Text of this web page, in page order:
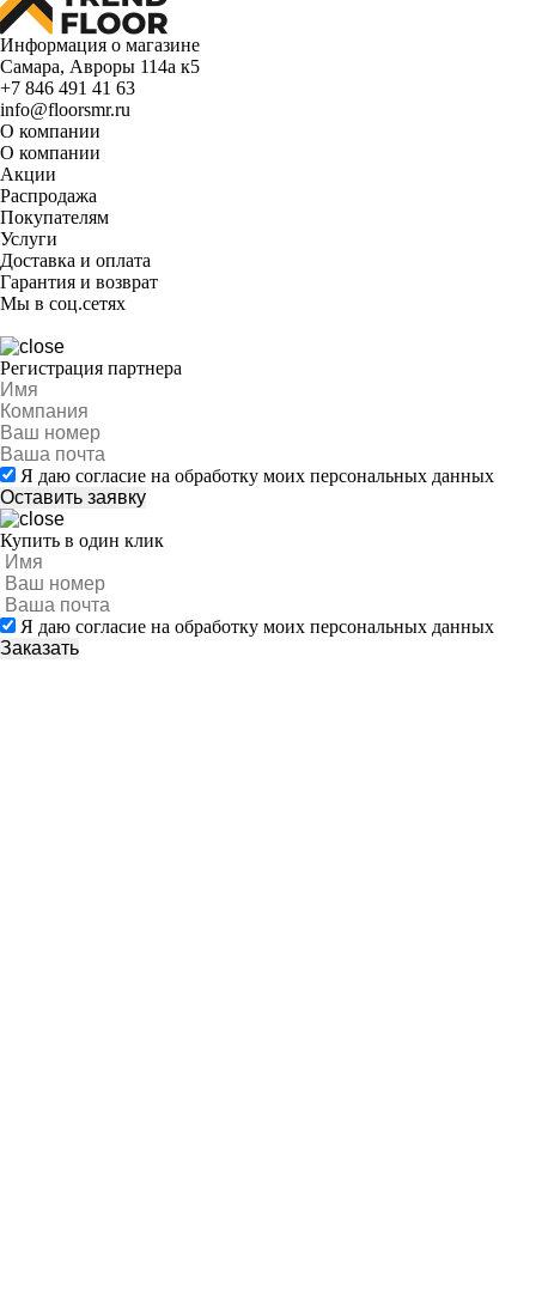
Информация о магазине
Самара, Авроры 114а к5
+7 846 491 41 63
info@floorsmr.ru
О компании
О компании
Акции
Распродажа
Покупателям
Услуги
Доставка и оплата
Гарантия и возврат
Мы в соц.сетях
Регистрация партнера
Я даю согласие на обработку моих персональных данных
Купить в один клик
Я даю согласие на обработку моих персональных данных